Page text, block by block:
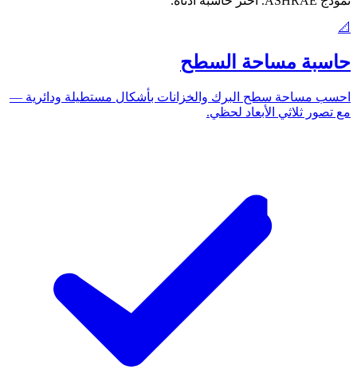
📐
حاسبة مساحة السطح
احسب مساحة سطح البرك والخزانات بأشكال مستطيلة ودائرية —
مع تصور ثلاثي الأبعاد لحظي.